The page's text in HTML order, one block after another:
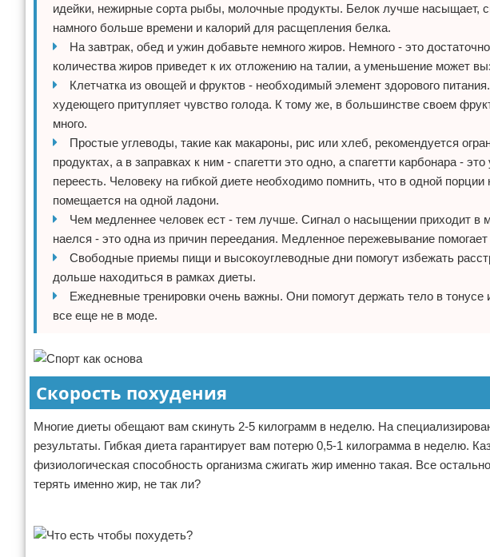
идейки, нежирные сорта рыбы, молочные продукты. Белок лучше насыщает,
намного больше времени и калорий для расщепления белка.
На завтрак, обед и ужин добавьте немного жиров. Немного - это
количества жиров приведет к их отложению на талии, а уменьшение может
Клетчатка из овощей и фруктов - необходимый элемент здорового
худеющего притупляет чувство голода. К тому же, в большинстве своем
много.
Простые углеводы, такие как макароны, рис или хлеб, рекомендуется
продуктах, а в заправках к ним - спагетти это одно, а спагетти карбонара -
переесть. Человеку на гибкой диете необходимо помнить, что в одной
помещается на одной ладони.
Чем медленнее человек ест - тем лучше. Сигнал о насыщении приходит в
наелся - это одна из причин переедания. Медленное пережевывание
Свободные приемы пищи и высокоуглеводные дни помогут избежать
дольше находиться в рамках диеты.
Ежедневные тренировки очень важны. Они помогут держать тело в
все еще не в моде.
Скорость похудения
Многие диеты обещают вам скинуть 2-5 килограмм в неделю. На
результаты. Гибкая диета гарантирует вам потерю 0,5-1 килограмма в неделю.
физиологическая способность организма сжигать жир именно такая. Все
терять именно жир, не так ли?